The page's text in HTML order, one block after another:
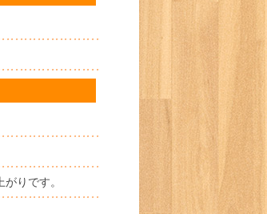
りです。